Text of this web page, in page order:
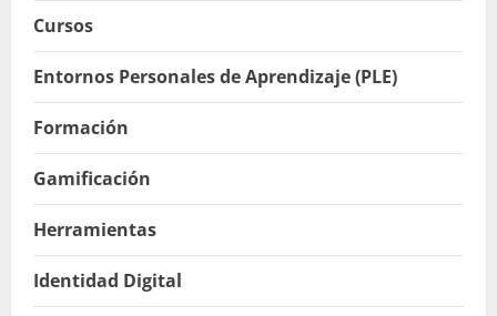
Cursos
Entornos Personales de Aprendizaje (PLE)
Formación
Gamificación
Herramientas
Identidad Digital